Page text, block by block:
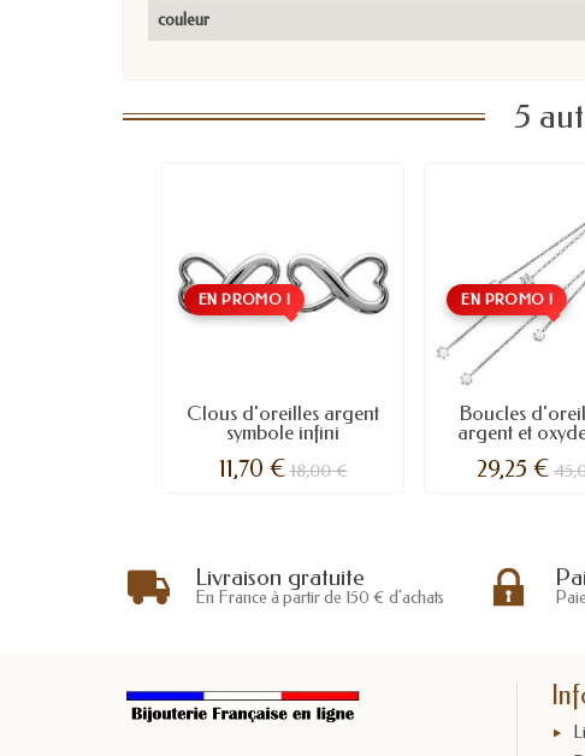
couleur
5
EN PROMO !
Clous d'oreilles argent
symbole infini
11,70 € 18,00 €
EN PROMO !
Boucles
argent et
29,25 €
Livraison gratuite
En France à partir de 150 € d'achats